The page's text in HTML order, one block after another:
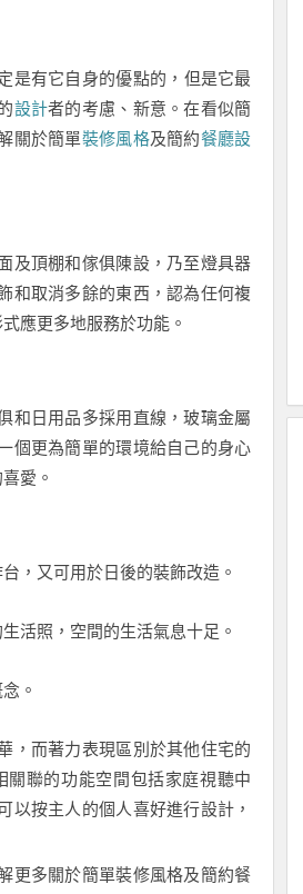
是有它自身的優點的，但是它最
設計者的考慮、新意。在看似簡
關於簡單裝修風格及簡約餐廳設
及頂棚和傢俱陳設，乃至燈具器
和取消多餘的東西，認為任何複
應更多地服務於功能。
和日用品多採用直線，玻璃金屬
個更為簡單的環境給自己的身心
愛。
，又可用於日後的裝飾改造。
活照，空間的生活氣息十足。
。
，而著力表現區別於其他住宅的
聯的功能空間包括家庭視聽中
以按主人的個人喜好進行設計，
更多關於簡單裝修風格及簡約餐